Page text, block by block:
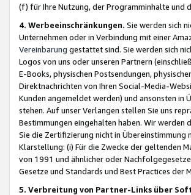
(f) für Ihre Nutzung, der Programminhalte und
4. Werbeeinschränkungen. Sie werden sich
Unternehmen oder in Verbindung mit einer
Vereinbarung gestattet sind. Sie werden sich
Logos von uns oder unseren Partnern
E-Books, physischen Postsendungen,
Direktnachrichten von Ihren Social-Media-
Kunden angemeldet werden) und ansonsten in
stehen. Auf unser Verlangen stellen Sie uns
Bestimmungen eingehalten haben. Wir werden
Sie die Zertifizierung nicht in
Klarstellung: (i) Für die Zwecke der geltenden
von 1991 und ähnlicher oder
Gesetze und Standards und Best Practices
5. Verbreitung von Partner-Links über